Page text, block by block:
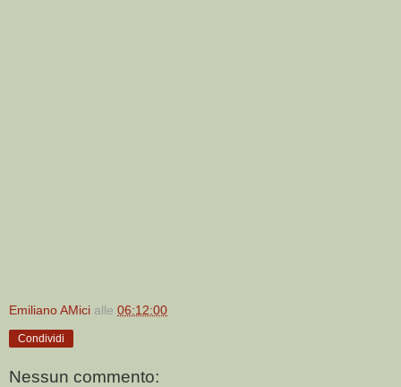
Emiliano AMici alle 06:12:00
Condividi
Nessun commento: